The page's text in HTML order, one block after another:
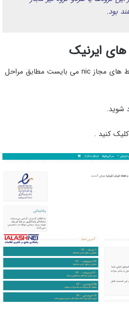
بود.
ایرنیک
در ادامه به منظور تنظیم رابط های مجاز nic می بایست مطابق مراحل
کنید .